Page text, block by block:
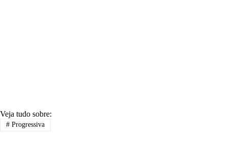
Veja tudo sobre:
#Progressiva